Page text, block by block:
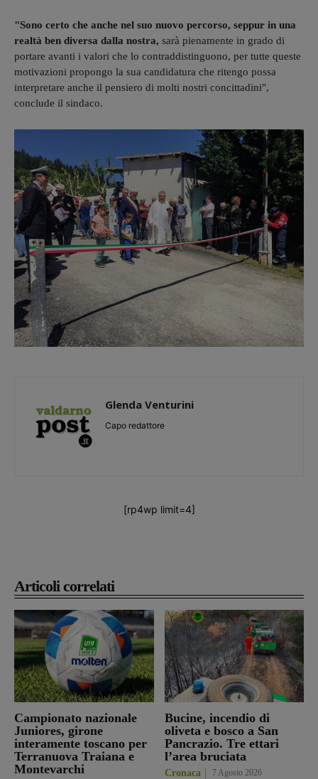
Articoli correlati
Campionato nazionale
Juniores, girone
interamente toscano per
Terranuova Traiana e
Montevarchi
Bucine, incendio di
oliveta e bosco a San
Pancrazio. Tre ettari
l’area bruciata
Cronaca 7 Agosto 2026
"Sono certo che anche nel suo nuovo percorso, seppur in una
realtà ben diversa dalla nostra, sarà pienamente in grado di
portare avanti i valori che lo contraddistinguono, per tutte queste
motivazioni propongo la sua candidatura che ritengo possa
interpretare anche il pensiero di molti nostri concittadini",
conclude il sindaco.
Glenda Venturini
Capo redattore
[rp4wp limit=4]